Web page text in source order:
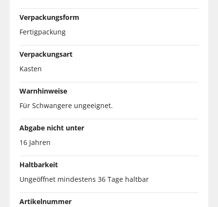
Verpackungsform
Fertigpackung
Verpackungsart
Kasten
Warnhinweise
Für Schwangere ungeeignet.
Abgabe nicht unter
16 Jahren
Haltbarkeit
Ungeöffnet mindestens 36 Tage haltbar
Artikelnummer